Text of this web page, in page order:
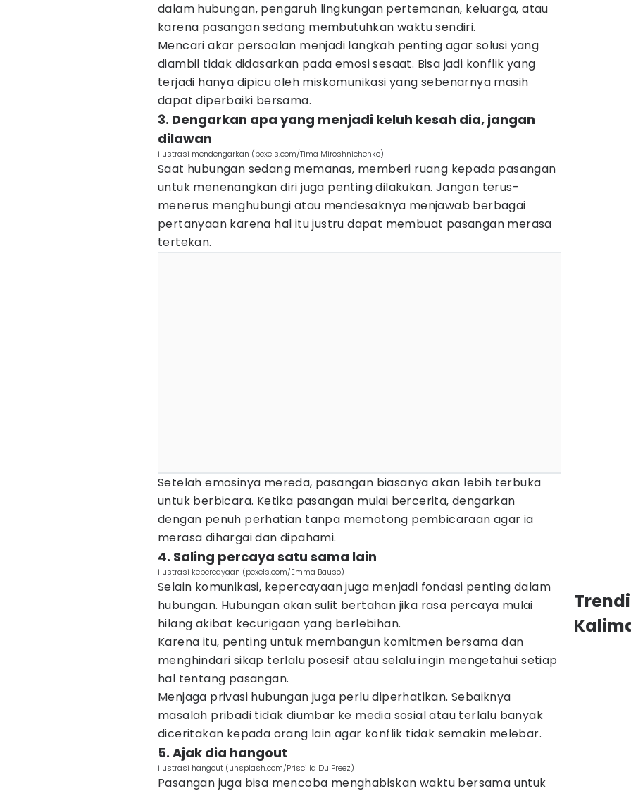
dalam hubungan, pengaruh lingkungan pertemanan, keluarga, atau
karena pasangan sedang membutuhkan waktu sendiri.
Mencari akar persoalan menjadi langkah penting agar solusi yang
diambil tidak didasarkan pada emosi sesaat. Bisa jadi konflik yang
terjadi hanya dipicu oleh miskomunikasi yang sebenarnya masih
dapat diperbaiki bersama.
3. Dengarkan apa yang menjadi keluh kesah dia, jangan
dilawan
ilustrasi mendengarkan (pexels.com/Tima Miroshnichenko)
Saat hubungan sedang memanas, memberi ruang kepada pasangan
untuk menenangkan diri juga penting dilakukan. Jangan terus-
menerus menghubungi atau mendesaknya menjawab berbagai
pertanyaan karena hal itu justru dapat membuat pasangan merasa
tertekan.
Setelah emosinya mereda, pasangan biasanya akan lebih terbuka
untuk berbicara. Ketika pasangan mulai bercerita, dengarkan
dengan penuh perhatian tanpa memotong pembicaraan agar ia
merasa dihargai dan dipahami.
4. Saling percaya satu sama lain
ilustrasi kepercayaan (pexels.com/Emma Bauso)
Selain komunikasi, kepercayaan juga menjadi fondasi penting dalam
hubungan. Hubungan akan sulit bertahan jika rasa percaya mulai
hilang akibat kecurigaan yang berlebihan.
Karena itu, penting untuk membangun komitmen bersama dan
menghindari sikap terlalu posesif atau selalu ingin mengetahui setiap
hal tentang pasangan.
Menjaga privasi hubungan juga perlu diperhatikan. Sebaiknya
masalah pribadi tidak diumbar ke media sosial atau terlalu banyak
diceritakan kepada orang lain agar konflik tidak semakin melebar.
5. Ajak dia hangout
ilustrasi hangout (unsplash.com/Priscilla Du Preez)
Pasangan juga bisa mencoba menghabiskan waktu bersama untuk